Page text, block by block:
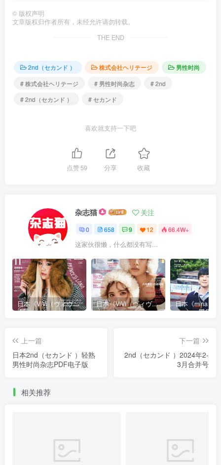
© 版权声明
文章版权归作者所有，未经允许请勿转载。
THE END
2nd（セカンド ） 株式会社ヘリテージ
男性时尚
# 株式会社ヘリテージ
# 男性时尚杂志
# 2nd
# 2nd（セカンド ）
# セカンド
喜欢就支持一下吧
点赞59 分享 收藏
杂志猫 关注
0 658 9 12 66.4W+
这家伙很懒，什么都没有写...
日本《ViVi（ヴィヴィ）》女性流行时尚杂志 PDF电子版【2025年·全年订阅】 日本《ViVi（ヴィヴィ）》女性流行时尚杂志 PDF电子版【2024年·全年订阅】
上一篇
日本2nd（セカンド ）轻熟
男性时尚杂志PDF电子版
下一篇
2nd（セカンド ）2024年2-
3月合并号
相关推荐